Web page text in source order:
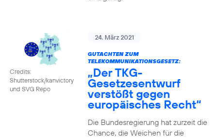
Credits:
Shutterstock/kanvictory
und SVG Repo
24. März 2021
GUTACHTEN ZUM
TELEKOMMUNIKATIONSGESETZ:
„Der TKG-
Gesetzesentwurf
verstößt gegen
europäisches Recht“
Die Bundesregierung hat zurzeit die
Chance, die Weichen für die